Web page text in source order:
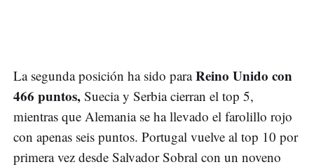
La segunda posición ha sido paraReino Unido con
466 puntos, Suecia y Serbia cierran el top 5,
mientras que Alemania se ha llevado el farolillo rojo
con apenas seis puntos. Portugal vuelve al top 10 por
primera vez desde Salvador Sobral con un noveno